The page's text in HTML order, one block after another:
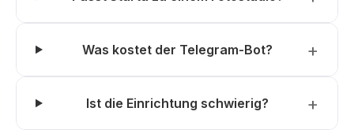
Was kostet der Telegram-Bot?
Ist die Einrichtung schwierig?